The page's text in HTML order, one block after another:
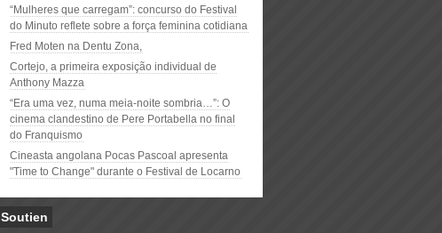
“Mulheres que carregam”: concurso do Festival
do Minuto reflete sobre a força feminina cotidiana
Fred Moten na Dentu Zona,
Cortejo, a primeira exposição individual de
Anthony Mazza
“Era uma vez, numa meia-noite sombria…”: O
cinema clandestino de Pere Portabella no final
do Franquismo
Cineasta angolana Pocas Pascoal apresenta
"Time to Change" durante o Festival de Locarno
Soutien